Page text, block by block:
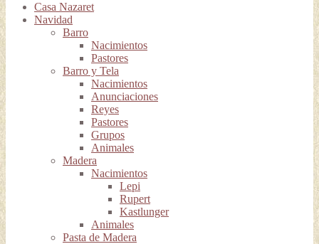
Casa Nazaret
Navidad
Barro
Nacimientos
Pastores
Barro y Tela
Nacimientos
Anunciaciones
Reyes
Pastores
Grupos
Animales
Madera
Nacimientos
Lepi
Rupert
Kastlunger
Animales
Pasta de Madera